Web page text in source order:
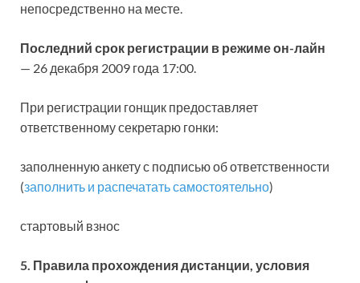
непосредственно на месте.
Последний срок регистрации в режиме он-лайн
— 26 декабря 2009 года 17:00.
При регистрации гонщик предоставляет
ответственному секретарю гонки:
заполненную анкету с подписью об ответственности
(заполнить и распечатать самостоятельно)
стартовый взнос
5. Правила прохождения дистанции, условия